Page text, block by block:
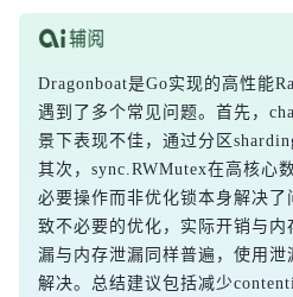
Dragonboat是Go实现的高性能
遇到了多个常见问题。首先，
景下表现不佳，通过分区
其次，sync.RWMutex在高核心
必要操作而非优化锁本身解决了
致不必要的优化，实际开销与
漏与内存泄漏同样普遍，使用
解决。总结建议包括减少